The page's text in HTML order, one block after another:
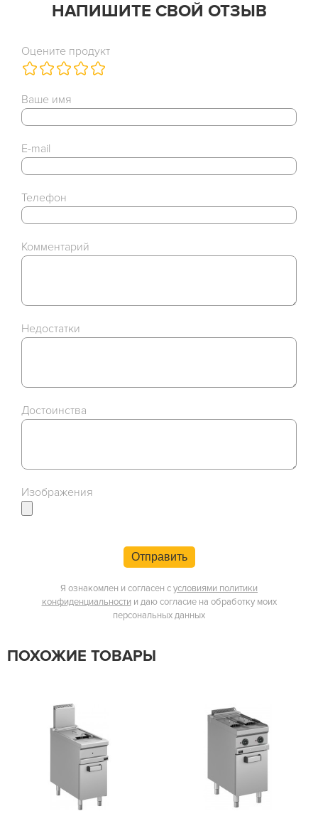
НАПИШИТЕ СВОЙ ОТЗЫВ
Оцените продукт
Ваше имя
E-mail
Телефон
Комментарий
Недостатки
Достоинства
Изображения
Отправить
Я ознакомлен и согласен сусловиями политики
конфиденциальности и даю согласие на обработку моих
персональных данных
ПОХОЖИЕ ТОВАРЫ